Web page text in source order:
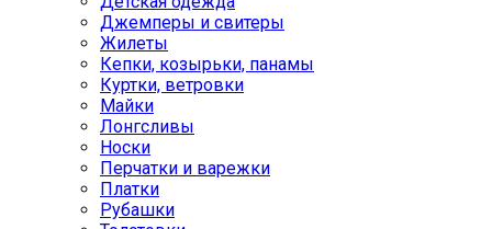
Джемперы и свитеры
Жилеты
Кепки, козырьки, панамы
Куртки, ветровки
Майки
Лонгсливы
Носки
Перчатки и варежки
Платки
Рубашки